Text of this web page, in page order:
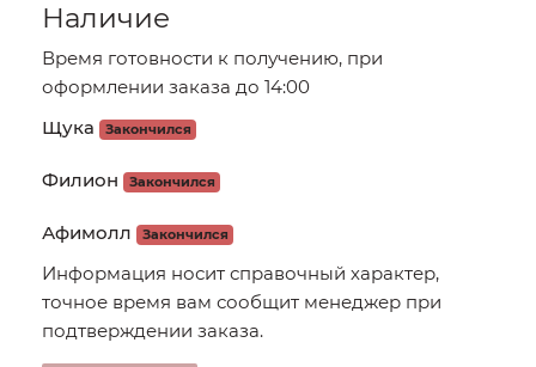
Наличие
Время готовности к получению, при
оформлении заказа до 14:00
Щука
Закончился
Филион Закончился
Афимолл Закончился
Информация носит справочный характер,
точное время вам сообщит менеджер при
подтверждении заказа.